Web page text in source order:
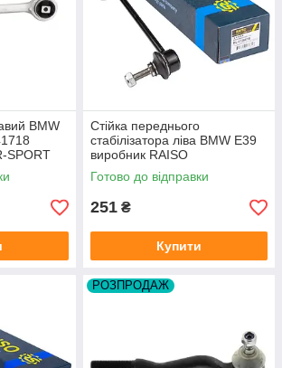
BMW
SPORT
Стійка переднього
стабілізатора ліва BMW E39
виробник RAISO
Готово до відправки
251 ₴
Купити
РОЗПРОДАЖ